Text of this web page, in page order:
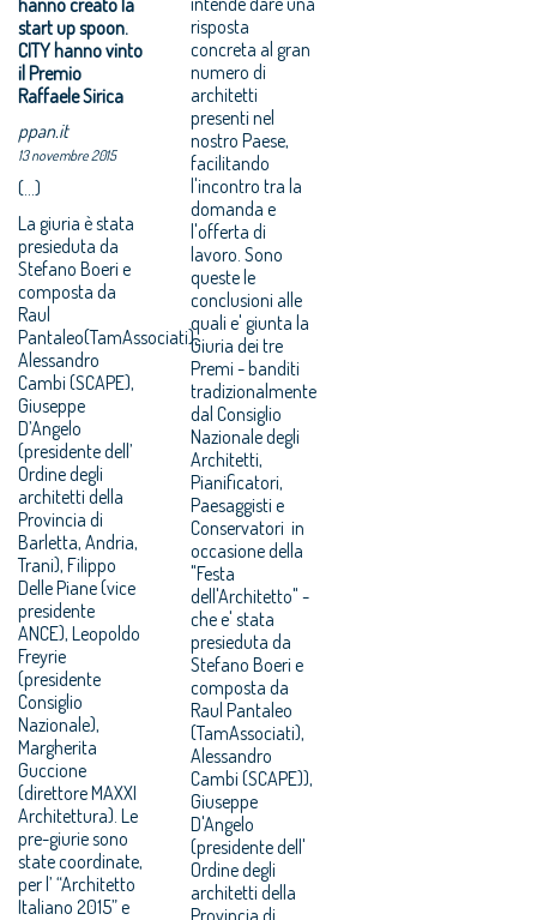
start up spoon.
CITY hanno vinto
il Premio
Raffaele Sirica
ppan.it
13 novembre 2015
(...)
La giuria è stata
presieduta da
Stefano Boeri e
composta da
Raul
Pantaleo(TamAssociati),
Alessandro
Cambi (SCAPE),
Giuseppe
D’Angelo
(presidente dell’
Ordine degli
architetti della
Provincia di
Barletta, Andria,
Trani), Filippo
Delle Piane (vice
presidente
ANCE), Leopoldo
Freyrie
(presidente
Consiglio
Nazionale),
Margherita
Guccione
(direttore MAXXI
Architettura). Le
pre-giurie sono
state coordinate,
per l’ “Architetto
Italiano 2015” e
risposta
concreta al gran
numero di
architetti
presenti nel
nostro Paese,
facilitando
l'incontro tra la
domanda e
l'offerta di
lavoro. Sono
queste le
conclusioni alle
quali e' giunta la
Giuria dei tre
Premi - banditi
tradizionalmente
dal Consiglio
Nazionale degli
Architetti,
Pianificatori,
Paesaggisti e
Conservatori in
occasione della
"Festa
dell'Architetto" -
che e' stata
presieduta da
Stefano Boeri e
composta da
Raul Pantaleo
(TamAssociati),
Alessandro
Cambi (SCAPE)),
Giuseppe
D'Angelo
(presidente dell'
Ordine degli
architetti della
Provincia di